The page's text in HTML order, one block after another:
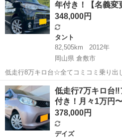
ビューモニ...
年付き！【名義
348,000円
タント
82,505km
2012年
岡山県 倉敷市
低走行8万キロ台☆全てコミコミ乗り出
【名義変更代込み】広い車内！大人気‼️
X☆Bluetoothナビ付き☆走行中DVD見
ホイール装着...
岡山 倉敷市 タント
低走行7万キロ台
付き！月々1万円
378,000円
デイズ